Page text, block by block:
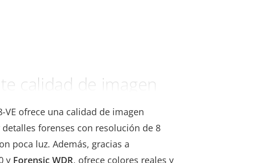
calidad de imagen
VE ofrece una calidad de imagen
detalles forenses con resolución de 8
poca luz. Además, gracias a
y Forensic WDR, ofrece colores reales y